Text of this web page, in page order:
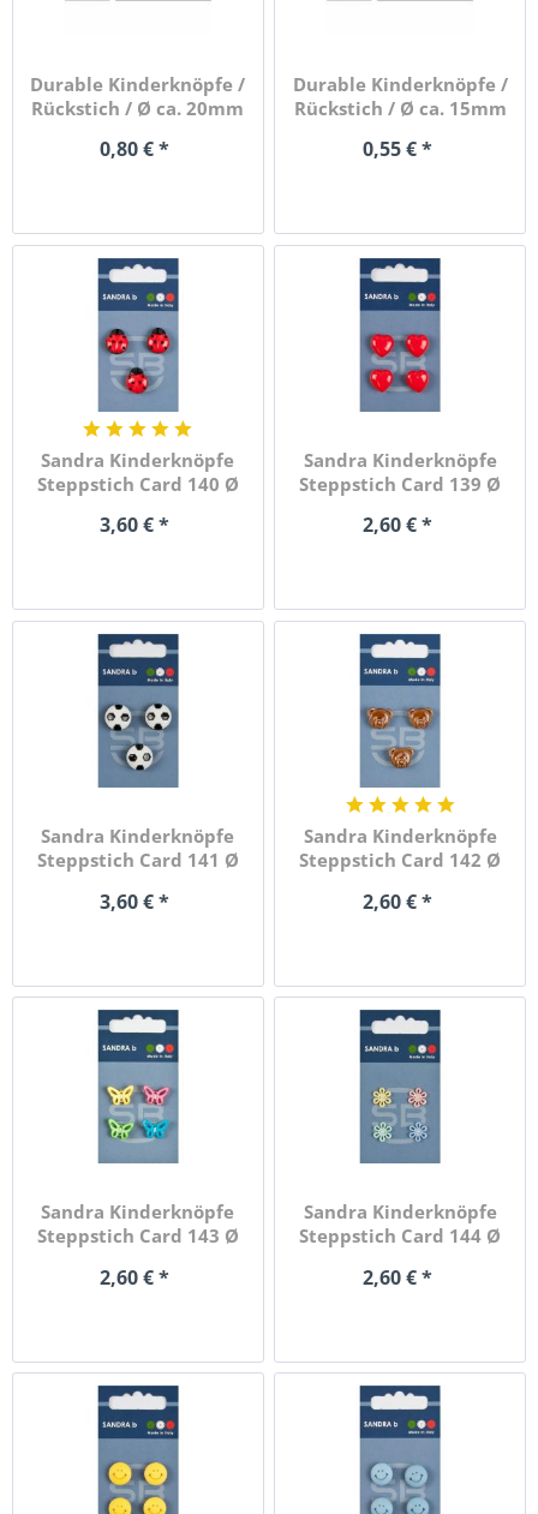
Durable Kinderknöpfe /
Rückstich / Ø ca. 20mm
0,80 € *
Durable Kinderknöpfe /
Rückstich / Ø ca. 15mm
0,55 € *
Sandra Kinderknöpfe
Steppstich Card 140 Ø
3,60 € *
Sandra Kinderknöpfe
Steppstich Card 139 Ø
2,60 € *
Sandra Kinderknöpfe
Steppstich Card 141 Ø
3,60 € *
Sandra Kinderknöpfe
Steppstich Card 142 Ø
2,60 € *
Sandra Kinderknöpfe
Steppstich Card 143 Ø
2,60 € *
Sandra Kinderknöpfe
Steppstich Card 144 Ø
2,60 € *